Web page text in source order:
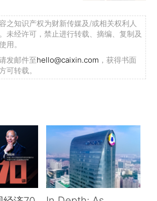
之知识产权为财新传媒及/或相关权利人
未经许可，禁止进行转载、摘编、复制及
用。
发邮件至hello@caixin.com ，获得书面
可转载。